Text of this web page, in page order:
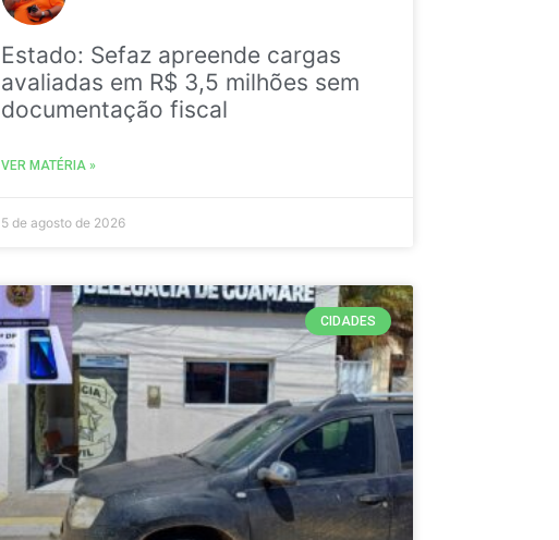
Estado: Sefaz apreende cargas
avaliadas em R$ 3,5 milhões sem
documentação fiscal
VER MATÉRIA »
5 de agosto de 2026
CIDADES